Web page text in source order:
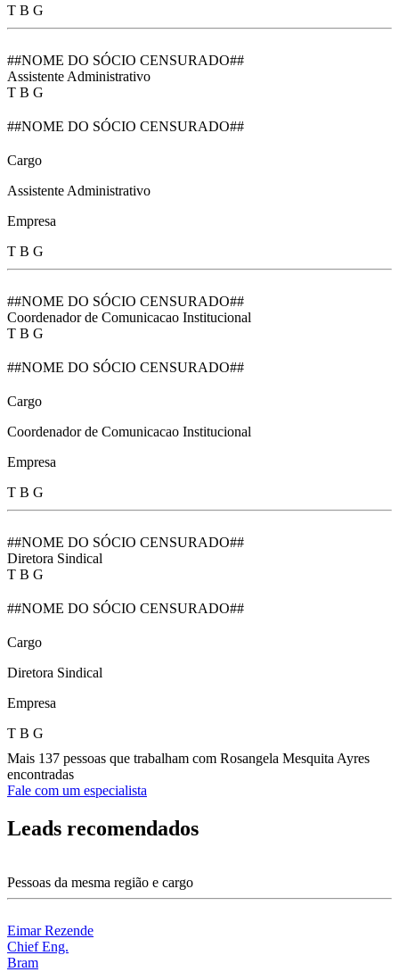
T B G
##NOME DO SÓCIO CENSURADO##
Assistente Administrativo
T B G
##NOME DO SÓCIO CENSURADO##
Cargo
Assistente Administrativo
Empresa
T B G
##NOME DO SÓCIO CENSURADO##
Coordenador de Comunicacao Institucional
T B G
##NOME DO SÓCIO CENSURADO##
Cargo
Coordenador de Comunicacao Institucional
Empresa
T B G
##NOME DO SÓCIO CENSURADO##
Diretora Sindical
T B G
##NOME DO SÓCIO CENSURADO##
Cargo
Diretora Sindical
Empresa
T B G
Mais 137 pessoas que trabalham com Rosangela Mesquita Ayres
encontradas
Fale com um especialista
Leads recomendados
Pessoas da mesma região e cargo
Eimar Rezende
Chief Eng.
Bram